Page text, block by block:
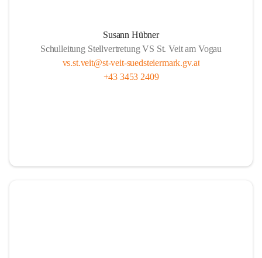
Susann Hübner
Schulleitung Stellvertretung VS St. Veit am Vogau
vs.st.veit@st-veit-suedsteiermark.gv.at
+43 3453 2409